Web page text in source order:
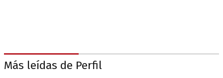
Más leídas de Perfil